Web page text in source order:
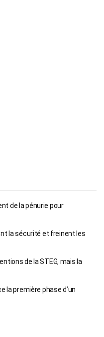
de la pénurie pour
la sécurité et freinent les
de la STEG, mais la
la première phase d’un